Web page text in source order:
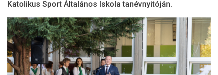
Katolikus Sport Általános Iskola tanévnyitóján.